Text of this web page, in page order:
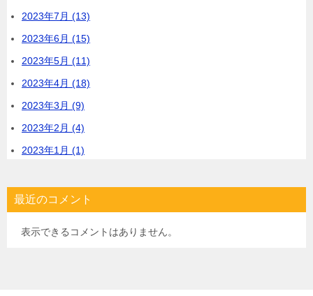
2023年7月 (13)
2023年6月 (15)
2023年5月 (11)
2023年4月 (18)
2023年3月 (9)
2023年2月 (4)
2023年1月 (1)
最近のコメント
表示できるコメントはありません。